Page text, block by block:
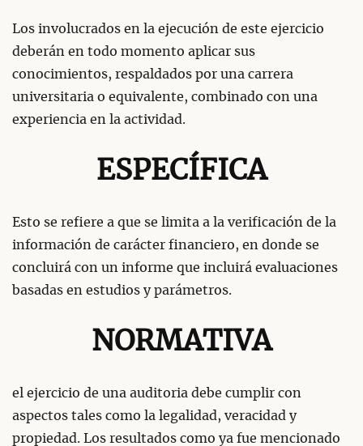
Los involucrados en la ejecución de este ejercicio
deberán en todo momento aplicar sus
conocimientos, respaldados por una carrera
universitaria o equivalente, combinado con una
experiencia en la actividad.
ESPECÍFICA
Esto se refiere a que se limita a la verificación de la
información de carácter financiero, en donde se
concluirá con un informe que incluirá evaluaciones
basadas en estudios y parámetros.
NORMATIVA
el ejercicio de una auditoria debe cumplir con
aspectos tales como la legalidad, veracidad y
propiedad. Los resultados como ya fue mencionado